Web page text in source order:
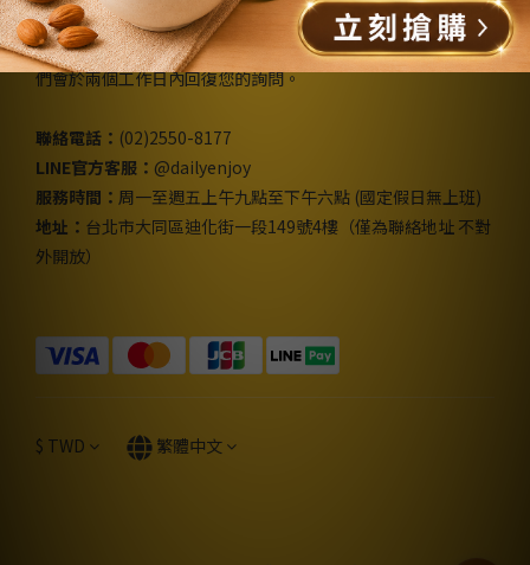
如果您對我們的產品或服務有任何的疑問，請與我們聯繫，我
們會於兩個工作日內回復您的詢問。
聯絡電話： (02)2550-8177
LINE官方客服： @dailyenjoy
服務時間： 周一至週五上午九點至下午六點 (國定假日無上班)
地址： 台北市大同區迪化街一段149號4樓（僅為聯絡地址 不對
外開放）
$ TWD 繁體中文